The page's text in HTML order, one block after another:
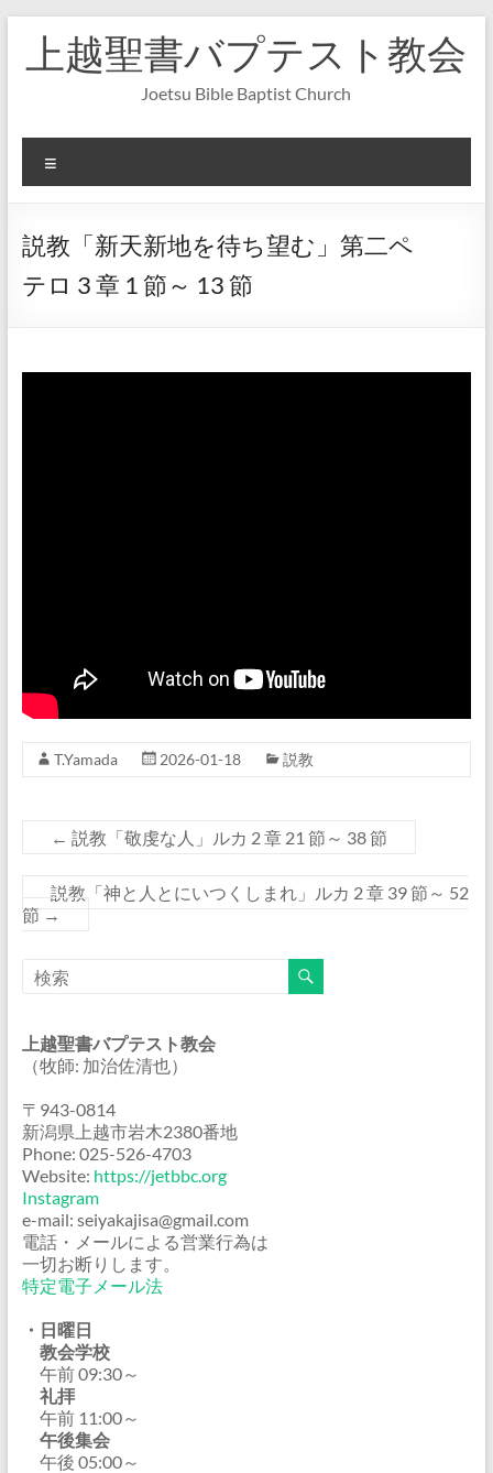
へ
上越聖書バプテスト教会
Joetsu Bible Baptist Church
ニ
ー
説教「新天新地を待ち望む」第二ペ
テロ 3 章 1 節～ 13 節
T.Yamada 2026-01-18 説教
← 説教「敬虔な人」ルカ 2 章 21 節～ 38 節
説教「神と人とにいつくしまれ」ルカ 2 章 39 節～ 52
節 →
上越聖書バプテスト教会
（牧師: 加治佐清也）
〒943-0814
新潟県上越市岩木2380番地
Phone: 025-526-4703
Website: https://jetbbc.org
Instagram
e-mail: seiyakajisa@gmail.com
電話・メールによる営業行為は
一切お断りします。
特定電子メール法
・日曜日
教会学校
午前 09:30～
礼拝
午前 11:00～
午後集会
午後 05:00～